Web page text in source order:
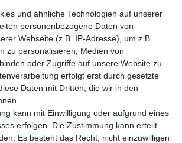
und ähnliche Technologien auf unserer
personenbezogene Daten von
Webseite (z.B. IP-Adresse), um z.B.
zu personalisieren, Medien von
oder Zugriffe auf unsere Website zu
erfolgt erst durch gesetzte
Daten mit Dritten, die wir in den
kann mit Einwilligung oder aufgrund eines
erfolgen. Die Zustimmung kann erteilt
Es besteht das Recht, nicht einzuwilligen